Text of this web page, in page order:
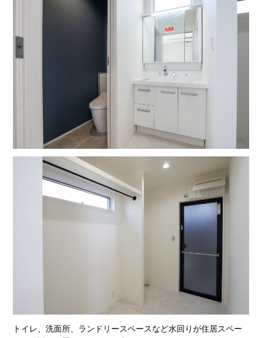
トイレ、洗面所、ランドリースペースなど水回りが住居スペー